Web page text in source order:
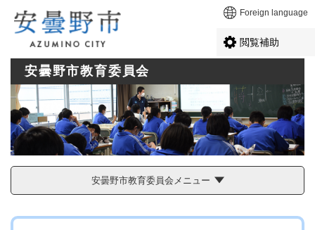
メニューを飛ばして本文へ Foreign language
閲覧補助
安曇野市教育委員会
安曇野市教育委員会メニュー
本